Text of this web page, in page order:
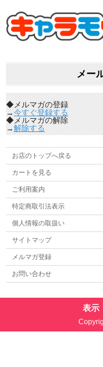
メー
◆メルマガの登録
→今すぐ登録する
◆メルマガの解除
→解除する
お店のトップへ戻る
カートを見る
ご利用案内
特定商取引法表示
個人情報の取扱い
サイトマップ
メルマガ登録
お問い合わせ
表示